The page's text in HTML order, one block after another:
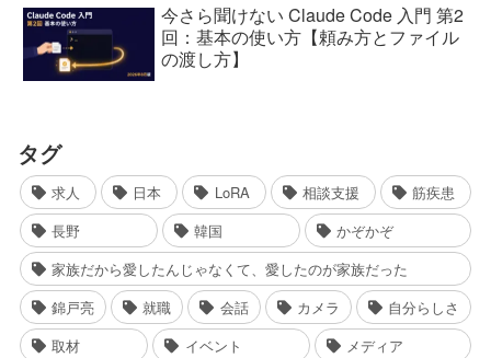
今さら聞けない Claude Code 入門 第2
回：基本の使い方【頼み方とファイル
の渡し方】
タグ
求人 日本 LoRA 相談支援
筋疾患
長野
韓国
かぞかぞ
家族だから愛したんじゃなくて、愛したのが家族だった
錦戸亮
就職 会話 カメラ
自分らしさ
取材
イベント メディア